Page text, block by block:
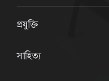
প্রযুক্তি
সাহিত্য